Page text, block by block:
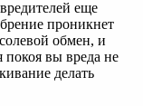
еще
проникнет
обмен, и
покоя вы вреда не
делать